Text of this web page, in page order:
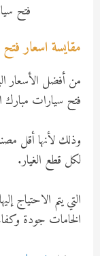
فتح
مقايسة اسعار
من أفضل الأسعار
فتح سيارات مبارك
وذلك لأنها أقل
لكل قطع الغيار.
التي يتم الاحتياج
الخامات جودة